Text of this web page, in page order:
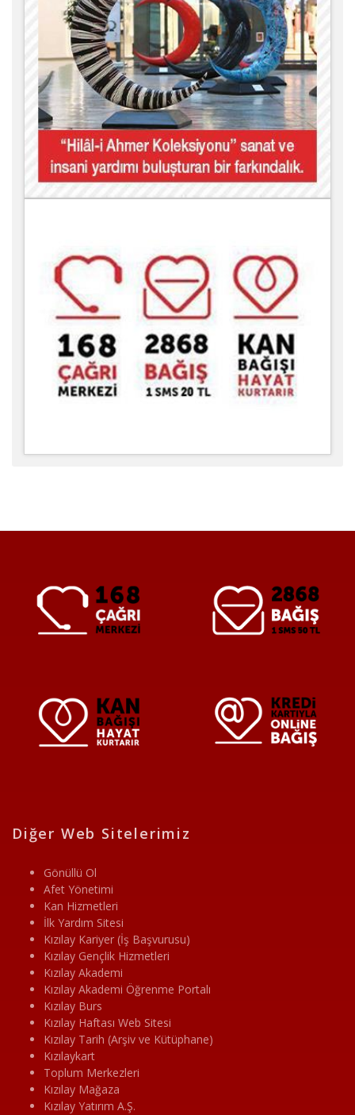
Diğer Web Sitelerimiz
Gönüllü Ol
Afet Yönetimi
Kan Hizmetleri
İlk Yardım Sitesi
Kızılay Kariyer (İş Başvurusu)
Kızılay Gençlik Hizmetleri
Kızılay Akademi
Kızılay Akademi Öğrenme Portalı
Kızılay Burs
Kızılay Haftası Web Sitesi
Kızılay Tarih (Arşiv ve Kütüphane)
Kızılaykart
Toplum Merkezleri
Kızılay Mağaza
Kızılay Yatırım A.Ş.